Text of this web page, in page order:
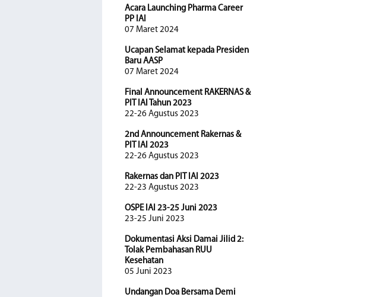
Acara Launching Pharma Career
PP IAI
07 Maret 2024
Ucapan Selamat kepada Presiden
Baru AASP
07 Maret 2024
Final Announcement RAKERNAS &
PIT IAI Tahun 2023
22-26 Agustus 2023
2nd Announcement Rakernas &
PIT IAI 2023
22-26 Agustus 2023
Rakernas dan PIT IAI 2023
22-23 Agustus 2023
OSPE IAI 23-25 Juni 2023
23-25 Juni 2023
Dokumentasi Aksi Damai Jilid 2:
Tolak Pembahasan RUU
Kesehatan
05 Juni 2023
Undangan Doa Bersama Demi